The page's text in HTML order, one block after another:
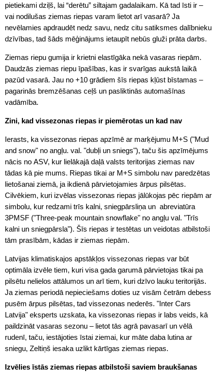
pietiekami dziļš, lai “derētu” siltajam gadalaikam. Kā tad īsti ir –
vai nodilušas ziemas riepas varam lietot arī vasarā? Ja
nevēlamies apdraudēt nedz savu, nedz citu satiksmes dalībnieku
dzīvības, tad šāds mēģinājums ietaupīt nebūs gluži prāta darbs.
Ziemas riepu gumija ir krietni elastīgāka nekā vasaras riepām.
Daudzās ziemas riepu īpašības, kas ir svarīgas aukstā laikā
pazūd vasarā. Jau no +10 grādiem šīs riepas kļūst bīstamas –
pagarinās bremzēšanas ceļš un pasliktinās automašīnas
vadāmība.
Zini, kad vissezonas riepas ir piemērotas un kad nav
Ierasts, ka vissezonas riepas apzīmē ar marķējumu M+S ("Mud
and snow" no angļu. val. "dubļi un sniegs"), taču šis apzīmējums
nācis no ASV, kur lielākajā daļā valsts teritorijas ziemas nav
tādas kā pie mums. Riepas tikai ar M+S simbolu nav paredzētas
lietošanai ziemā, ja ikdienā pārvietojamies ārpus pilsētas.
Cilvēkiem, kuri izvēlas vissezonas riepas jālūkojas pēc riepām ar
simbolu, kur redzami trīs kalni, sniegpārsliņa un abreviatūra
3PMSF ("Three-peak mountain snowflake" no angļu val. "Trīs
kalni un sniegpārsla"). Šīs riepas ir testētas un veidotas atbilstoši
tām prasībām, kādas ir ziemas riepām.
Latvijas klimatiskajos apstākļos vissezonas riepas var būt
optimāla izvēle tiem, kuri visa gada garumā pārvietojas tikai pa
pilsētu nelielos attālumos un arī tiem, kuri dzīvo lauku teritorijās.
Ja ziemas periodā nepieciešams doties uz visām četrām debess
pusēm ārpus pilsētas, tad vissezonas nederēs. "Inter Cars
Latvija" eksperts uzskata, ka vissezonas riepas ir labs veids, kā
paildzināt vasaras sezonu – lietot tās agrā pavasarī un vēlā
rudenī, taču, iestājoties īstai ziemai, kur māte daba lutina ar
sniegu, Zeltiņš iesaka uzlikt kārtīgas ziemas riepas.
Izvēlies īstās ziemas riepas atbilstoši saviem braukšanas